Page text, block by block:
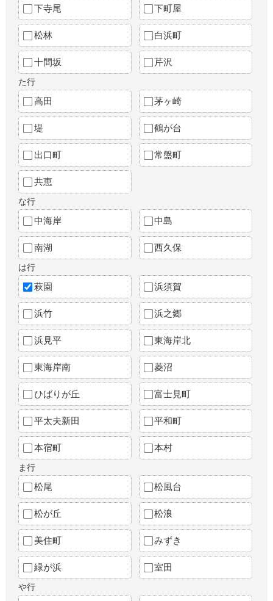
下寺尾 下町屋
松林 白浜町
十間坂 芹沢
た行
高田 茅ヶ崎
堤 鶴が台
出口町 常盤町
共恵
な行
中海岸 中島
南湖 西久保
は行
萩園 浜須賀
浜竹 浜之郷
浜見平 東海岸北
東海岸南 菱沼
ひばりが丘 富士見町
平太夫新田 平和町
本宿町 本村
ま行
松尾 松風台
松が丘 松浪
美住町 みずき
緑が浜 室田
や行